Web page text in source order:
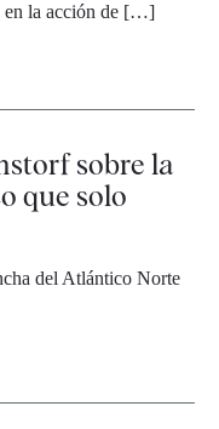
en la acción de […]
sobre la
que solo
del Atlántico Norte